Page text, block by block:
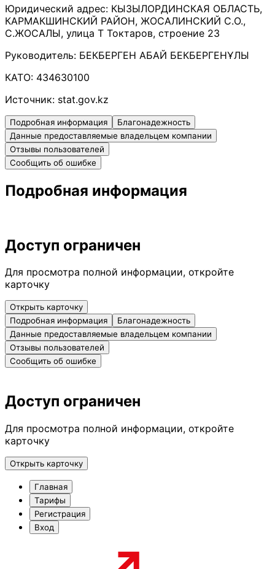
Юридический адрес: КЫЗЫЛОРДИНСКАЯ ОБЛАСТЬ,
КАРМАКШИНСКИЙ РАЙОН, ЖОСАЛИНСКИЙ С.О.,
С.ЖОСАЛЫ, улица Т Токтаров, строение 23
Руководитель: БЕКБЕРГЕН АБАЙ БЕКБЕРГЕНҰЛЫ
КАТО: 434630100
Источник: stat.gov.kz
Подробная информация
Благонадежность
Данные предоставляемые владельцем компании
Отзывы пользователей
Сообщить об ошибке
Подробная информация
Доступ ограничен
Для просмотра полной информации, откройте
карточку
Открыть карточку
Подробная информация
Благонадежность
Данные предоставляемые владельцем компании
Отзывы пользователей
Сообщить об ошибке
Доступ ограничен
Для просмотра полной информации, откройте
карточку
Открыть карточку
Главная
Тарифы
Регистрация
Вход